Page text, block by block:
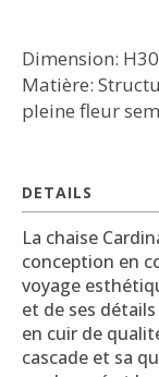
Dimension:
Matière:
pleine fleur
DETAILS
La chaise
conception en
voyage
et de ses
en cuir de
cascade et sa